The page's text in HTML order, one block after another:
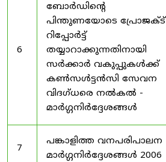
6
ബോർഡിൻ്റെ
പിന്തുണയോടെ പ്രോജക്ട്
റിപ്പോർട്ട്
തയ്യാറാക്കുന്നതിനായി
സർക്കാർ വകുപ്പുകൾക്ക്
കൺസൾട്ടൻസി സേവന
വിദഗ്ധരെ നൽകൽ -
മാർഗ്ഗനിർദ്ദേശങ്ങൾ
7
പങ്കാളിത്ത വനപരിപാലന
മാർഗ്ഗനിർദ്ദേശങ്ങൾ 2006